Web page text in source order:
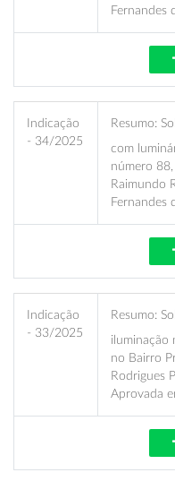
Fernandes
Indicação
- 34/2025
Resumo:
com
número
Raimundo
Fernandes
Indicação
- 33/2025
Resumo:
iluminação
no Bairro
Rodrigues
Aprovada